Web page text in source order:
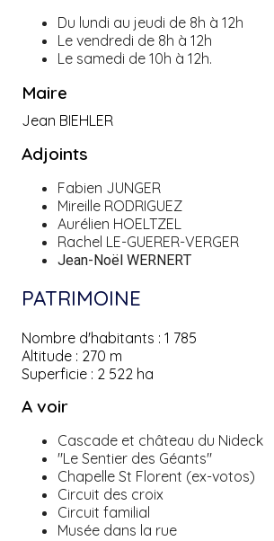
Du lundi au jeudi de 8h à 12h
L e vendredi de 8h à 12h
Le samedi de 10h à 12h.
Maire
Jean BIEHLER
Adjoints
Fabien JUNGER
Mireille RODRIGUEZ
Aurélien HOELTZEL
Rachel LE-GUERER-VERGER
Jean-Noël WERNERT
PATRIMOINE
Nombre d'habitants : 1 785
Altitude : 270 m
Superficie : 2 522 ha
A voir
Cascade et château du Nideck
"Le Sentier des Géants"
Chapelle St Florent (ex-votos)
Circuit des croix
Circuit familial
Musée dans la rue